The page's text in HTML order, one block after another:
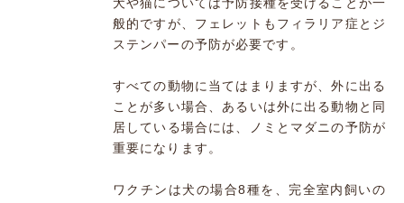
般的ですが、フェレットもフィラリア症とジ
ステンパーの予防が必要です。
すべての動物に当てはまりますが、外に出る
ことが多い場合、あるいは外に出る動物と同
居している場合には、ノミとマダニの予防が
重要になります。
ワクチンは犬の場合8種を、完全室内飼いの